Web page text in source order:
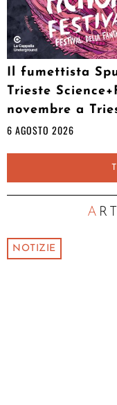
Il fumettista
Trieste
novembre a
6 AGOSTO 2026
NOTIZIE